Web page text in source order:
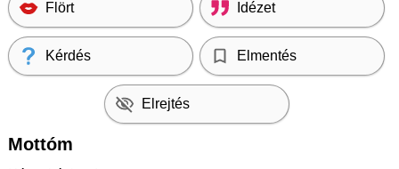
Flört Idézet
Kérdés Elmentés
Elrejtés
Mottóm